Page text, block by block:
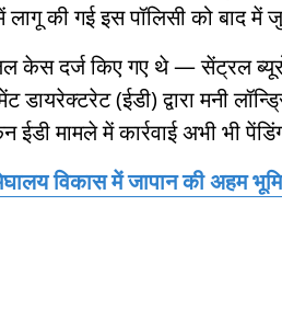
की गई इस पॉलिसी को बाद में
केस दर्ज किए गए थे — सेंट्रल
डायरेक्टरेट (ईडी) द्वारा मनी
ईडी मामले में कार्रवाई अभी भी
विकास में जापान की अहम